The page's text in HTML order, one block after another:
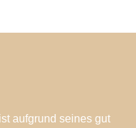
aufgrund seines gut